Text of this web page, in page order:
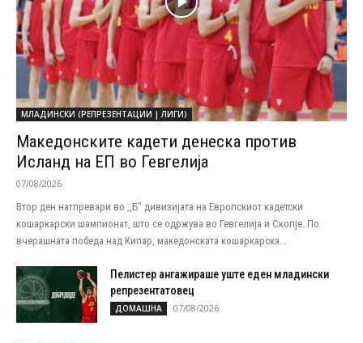
МЛАДИНСКИ (РЕПРЕЗЕНТАЦИИ | ЛИГИ)
Македонските кадети денеска против
Исланд на ЕП во Гевгелија
07/08/2026
Втор ден натпревари во ,,Б" дивизијата на Европскиот кадетски
кошаркарски шампионат, што се одржува во Гевгелија и Скопје. По
вчерашната победа над Кипар, македонската кошаркарска...
Пелистер ангажираше уште еден младински
репрезентатовец
ДОМАШНА 07/08/2026